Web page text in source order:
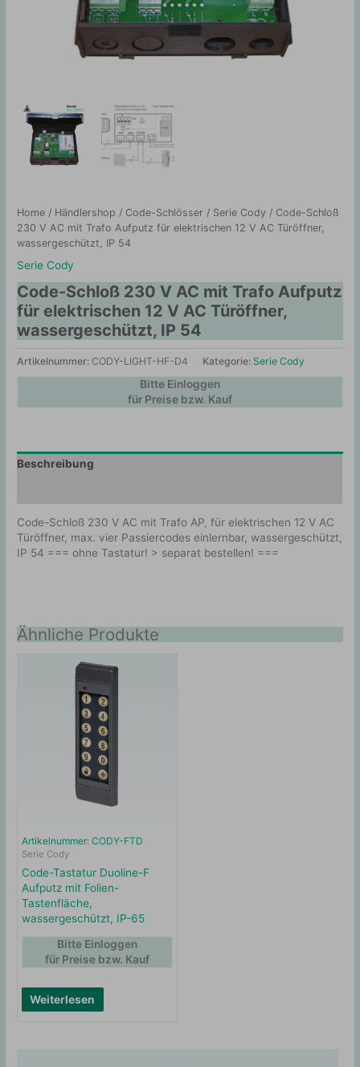
Home / Händlershop / Code-Schlösser / Serie Cody / Code-Schloß
230 V AC mit Trafo Aufputz für elektrischen 12 V AC Türöffner,
wassergeschützt, IP 54
Serie Cody
Code-Schloß 230 V AC mit Trafo Aufputz
für elektrischen 12 V AC Türöffner,
wassergeschützt, IP 54
Artikelnummer: CODY-LIGHT-HF-D4 Kategorie: Serie Cody
Bitte Einloggen
für Preise bzw. Kauf
Beschreibung
Code-Schloß 230 V AC mit Trafo AP, für elektrischen 12 V AC
Türöffner, max. vier Passiercodes einlernbar, wassergeschützt,
IP 54 === ohne Tastatur! > separat bestellen! ===
Ähnliche Produkte
Artikelnummer: CODY-FTD
Serie Cody
Code-Tastatur Duoline-F
Aufputz mit Folien-
Tastenfläche,
wassergeschützt, IP-65
Weiterlesen
Bitte Einloggen
für Preise bzw. Kauf